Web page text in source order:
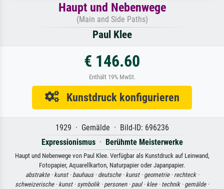
Haupt und Nebenwege
(Main and Side Paths)
Paul Klee
€ 146.60
Enthält 19% MwSt.
Kunstdruck konfigurieren
1929 · Gemälde · Bild-ID: 696236
Expressionismus· Berühmte Meisterwerke
Haupt und Nebenwege von Paul Klee. Verfügbar als Kunstdruck auf Leinwand,
Fotopapier, Aquarellkarton, Naturpapier oder Japanpapier.
abstrakte · kunst · bauhaus · deutsche · kunst · geometrie · rechteck ·
schweizerische · kunst · symbolik · personen · paul · klee · technik · gemälde ·